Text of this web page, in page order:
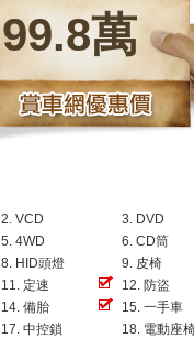
99.8萬
2. VCD
3. DVD
5. 4WD
6. CD筒
8. HID頭燈
9. 皮椅
11. 定速
12. 防盜
14. 備胎
15. 一手車
17. 中控鎖
18. 電動座